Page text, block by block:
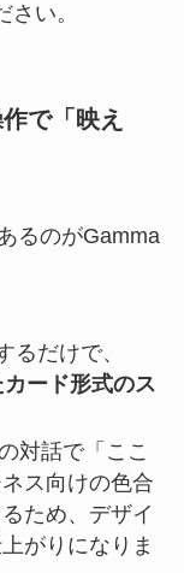
い。
で「映え
るのがGamma
るだけで、
ード形式のス
対話で「ここ
ス向けの色合
ため、デザイ
がりになりま